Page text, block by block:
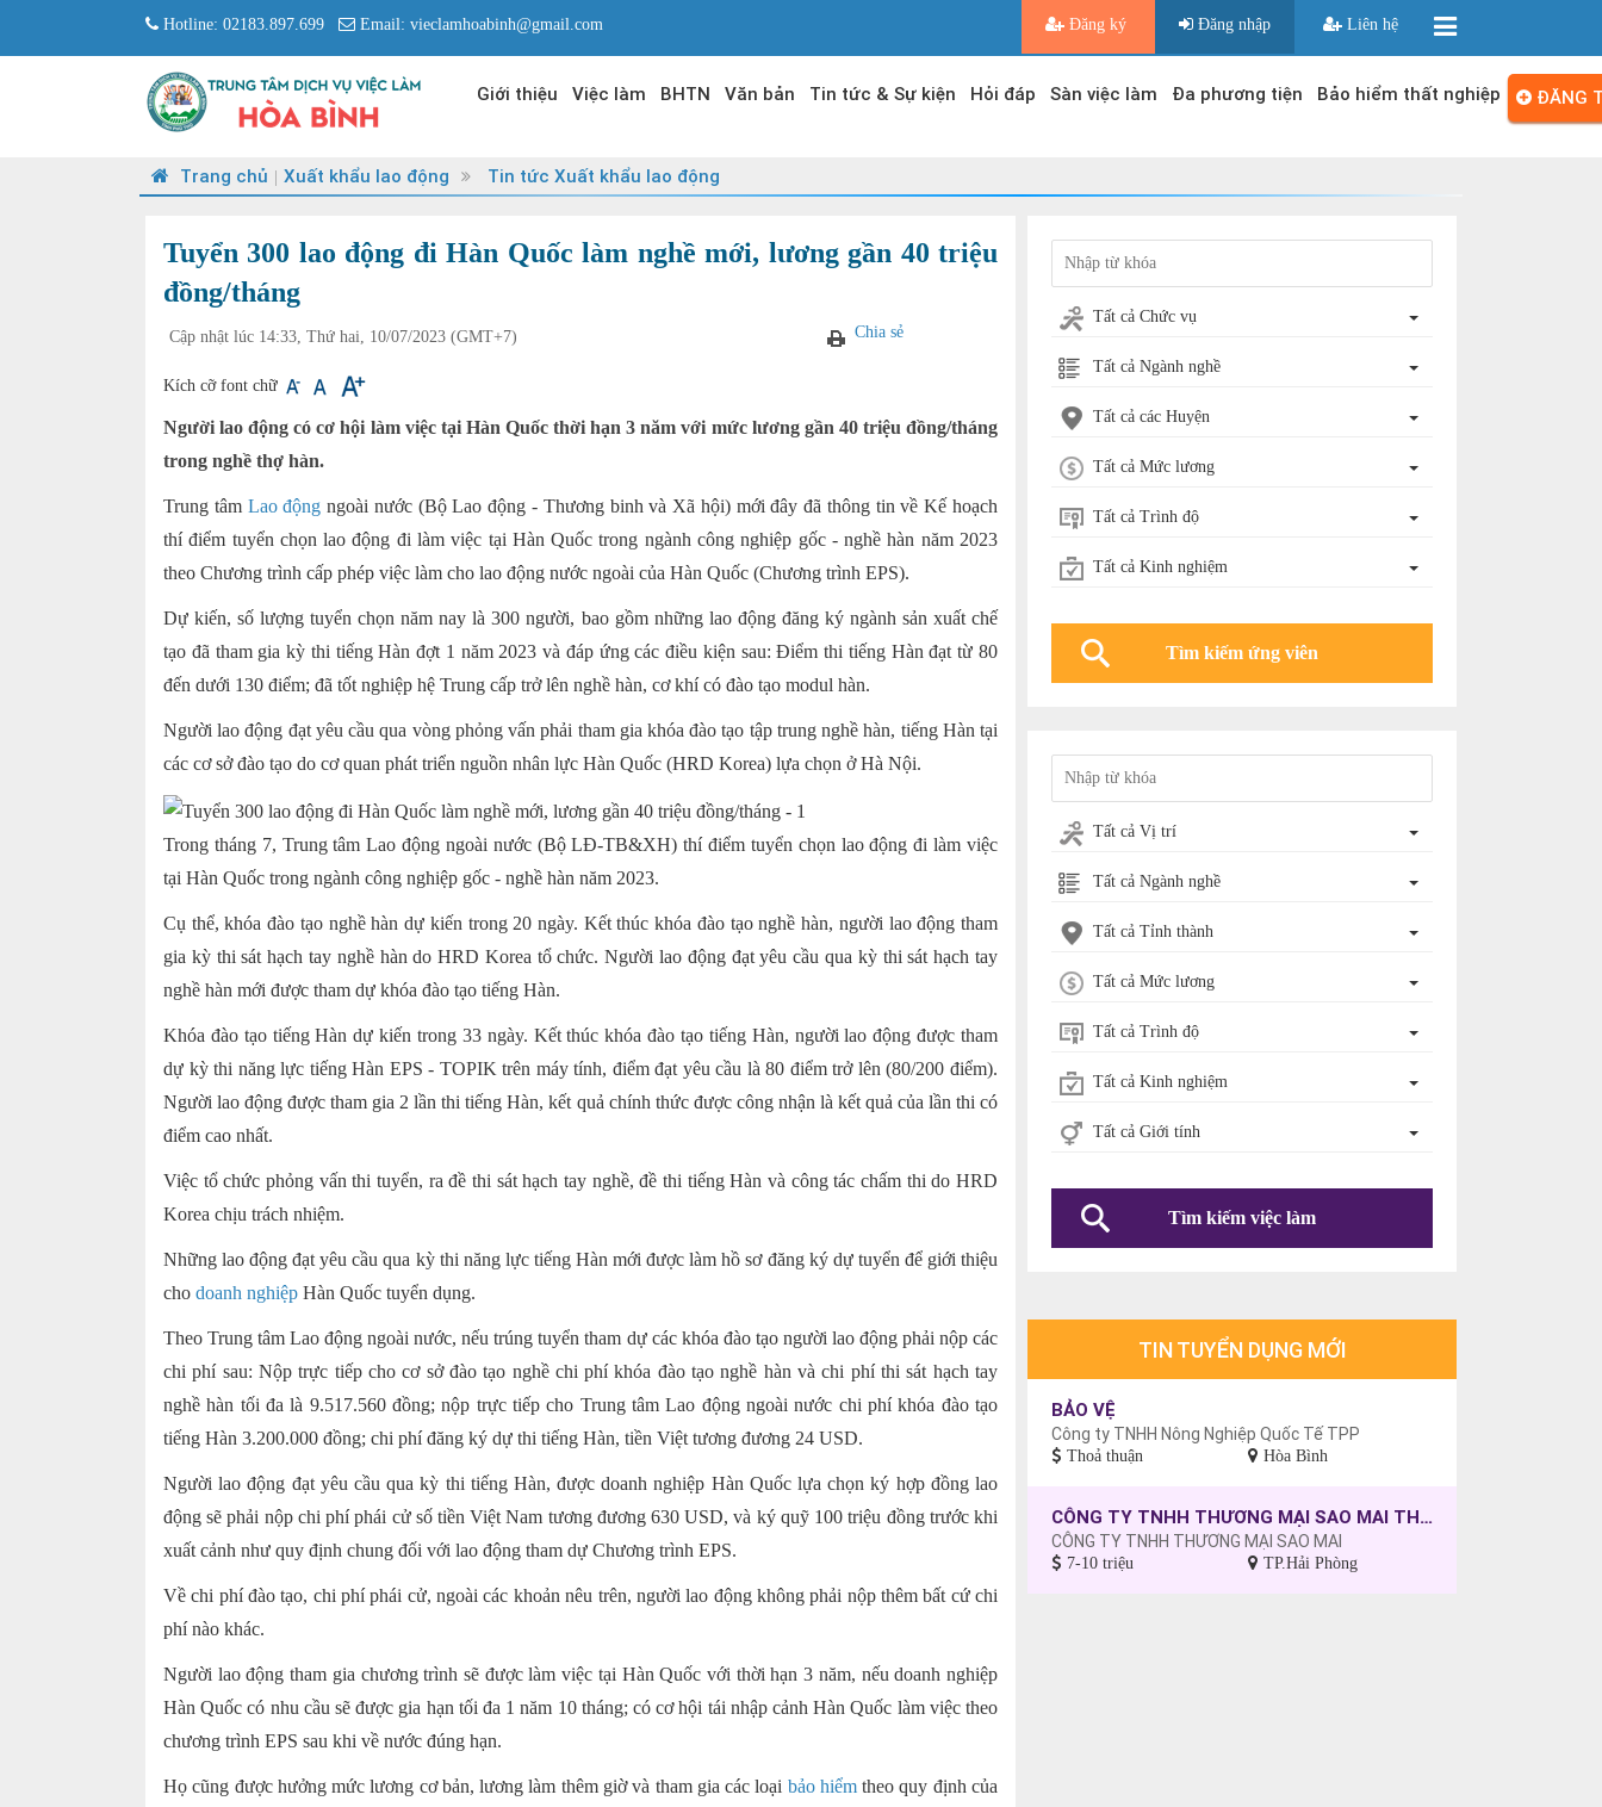
Hotline: 02183.897.699 Email: vieclamhoabinh@gmail.com Đăng ký Đăng nhập Liên hệ
Giới thiệu Việc làm BHTN Văn bản Tin tức & Sự kiện Hỏi đáp Sàn việc làm Đa phương tiện Bảo hiểm thất nghiệp ĐĂNG
Trang chủ Xuất khẩu lao động Tin tức Xuất khẩu lao động
Tuyển 300 lao động đi Hàn Quốc làm nghề mới, lương gần 40 triệu
đồng/tháng
Cập nhật lúc 14:33, Thứ hai, 10/07/2023 (GMT+7) Chia sẻ
Kích cỡ font chữ
Người lao động có cơ hội làm việc tại Hàn Quốc thời hạn 3 năm với mức lương gần 40 triệu đồng/tháng
trong nghề thợ hàn.
Trung tâm Lao động ngoài nước (Bộ Lao động - Thương binh và Xã hội) mới đây đã thông tin về Kế hoạch
thí điểm tuyển chọn lao động đi làm việc tại Hàn Quốc trong ngành công nghiệp gốc - nghề hàn năm 2023
theo Chương trình cấp phép việc làm cho lao động nước ngoài của Hàn Quốc (Chương trình EPS).
Dự kiến, số lượng tuyển chọn năm nay là 300 người, bao gồm những lao động đăng ký ngành sản xuất chế
tạo đã tham gia kỳ thi tiếng Hàn đợt 1 năm 2023 và đáp ứng các điều kiện sau: Điểm thi tiếng Hàn đạt từ 80
đến dưới 130 điểm; đã tốt nghiệp hệ Trung cấp trở lên nghề hàn, cơ khí có đào tạo modul hàn.
Người lao động đạt yêu cầu qua vòng phỏng vấn phải tham gia khóa đào tạo tập trung nghề hàn, tiếng Hàn tại
các cơ sở đào tạo do cơ quan phát triển nguồn nhân lực Hàn Quốc (HRD Korea) lựa chọn ở Hà Nội.
Trong tháng 7, Trung tâm Lao động ngoài nước (Bộ LĐ-TB&XH) thí điểm tuyển chọn lao động đi làm việc
tại Hàn Quốc trong ngành công nghiệp gốc - nghề hàn năm 2023.
Cụ thể, khóa đào tạo nghề hàn dự kiến trong 20 ngày. Kết thúc khóa đào tạo nghề hàn, người lao động tham
gia kỳ thi sát hạch tay nghề hàn do HRD Korea tổ chức. Người lao động đạt yêu cầu qua kỳ thi sát hạch tay
nghề hàn mới được tham dự khóa đào tạo tiếng Hàn.
Khóa đào tạo tiếng Hàn dự kiến trong 33 ngày. Kết thúc khóa đào tạo tiếng Hàn, người lao động được tham
dự kỳ thi năng lực tiếng Hàn EPS - TOPIK trên máy tính, điểm đạt yêu cầu là 80 điểm trở lên (80/200 điểm).
Người lao động được tham gia 2 lần thi tiếng Hàn, kết quả chính thức được công nhận là kết quả của lần thi có
điểm cao nhất.
Việc tổ chức phỏng vấn thi tuyển, ra đề thi sát hạch tay nghề, đề thi tiếng Hàn và công tác chấm thi do HRD
Korea chịu trách nhiệm.
Những lao động đạt yêu cầu qua kỳ thi năng lực tiếng Hàn mới được làm hồ sơ đăng ký dự tuyển để giới thiệu
cho doanh nghiệp Hàn Quốc tuyển dụng.
Theo Trung tâm Lao động ngoài nước, nếu trúng tuyển tham dự các khóa đào tạo người lao động phải nộp các
chi phí sau: Nộp trực tiếp cho cơ sở đào tạo nghề chi phí khóa đào tạo nghề hàn và chi phí thi sát hạch tay
nghề hàn tối đa là 9.517.560 đồng; nộp trực tiếp cho Trung tâm Lao động ngoài nước chi phí khóa đào tạo
tiếng Hàn 3.200.000 đồng; chi phí đăng ký dự thi tiếng Hàn, tiền Việt tương đương 24 USD.
Người lao động đạt yêu cầu qua kỳ thi tiếng Hàn, được doanh nghiệp Hàn Quốc lựa chọn ký hợp đồng lao
động sẽ phải nộp chi phí phái cử số tiền Việt Nam tương đương 630 USD, và ký quỹ 100 triệu đồng trước khi
xuất cảnh như quy định chung đối với lao động tham dự Chương trình EPS.
Về chi phí đào tạo, chi phí phái cử, ngoài các khoản nêu trên, người lao động không phải nộp thêm bất cứ chi
phí nào khác.
Người lao động tham gia chương trình sẽ được làm việc tại Hàn Quốc với thời hạn 3 năm, nếu doanh nghiệp
Hàn Quốc có nhu cầu sẽ được gia hạn tối đa 1 năm 10 tháng; có cơ hội tái nhập cảnh Hàn Quốc làm việc theo
chương trình EPS sau khi về nước đúng hạn.
Họ cũng được hưởng mức lương cơ bản, lương làm thêm giờ và tham gia các loại bảo hiểmtheo quy định của
Tất cả Chức vụ
Tất cả Ngành nghề
Tất cả các Huyện
Tất cả Mức lương
Tất cả Trình độ
Tất cả Kinh nghiệm
Tất cả Vị trí
Tất cả Ngành nghề
Tất cả Tỉnh thành
Tất cả Mức lương
Tất cả Trình độ
Tất cả Kinh nghiệm
Tất cả Giới tính
Tìm kiếm việc làm
TIN TUYỂN DỤNG MỚI
BẢO VỆ
Công ty TNHH Nông Nghiệp Quốc Tế TPP
Thoả thuận Hòa Bình
CÔNG TY TNHH THƯƠNG MẠI SAO MAI THÔNG BÁO TUYỂN DỤNG CÔNG NHÂN MAY, CHƯA CÓ TAY NGHỀ SẼ ĐƯỢC ĐÀO TẠO.
CÔNG TY TNHH THƯƠNG MẠI SAO MAI
7-10 triệu TP.Hải Phòng